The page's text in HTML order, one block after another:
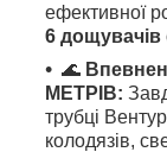
ефективної
6 дощувачів
🌊
МЕТРІВ:
трубці
колодязів,